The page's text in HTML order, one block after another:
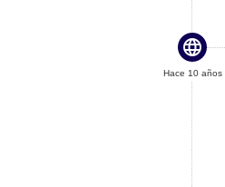

Hace 10 años